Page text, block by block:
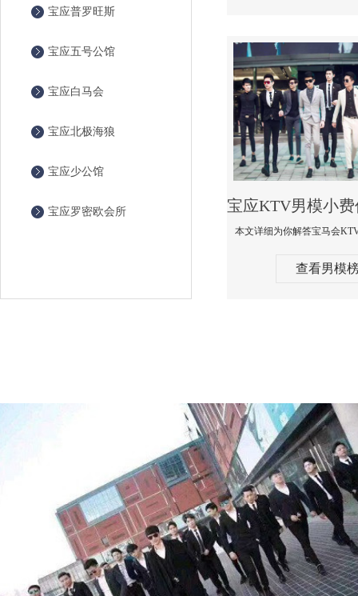
宝应普罗旺斯
宝应五号公馆
宝应白马会
宝应北极海狼
宝应少公馆
宝应罗密欧会所
查看男模